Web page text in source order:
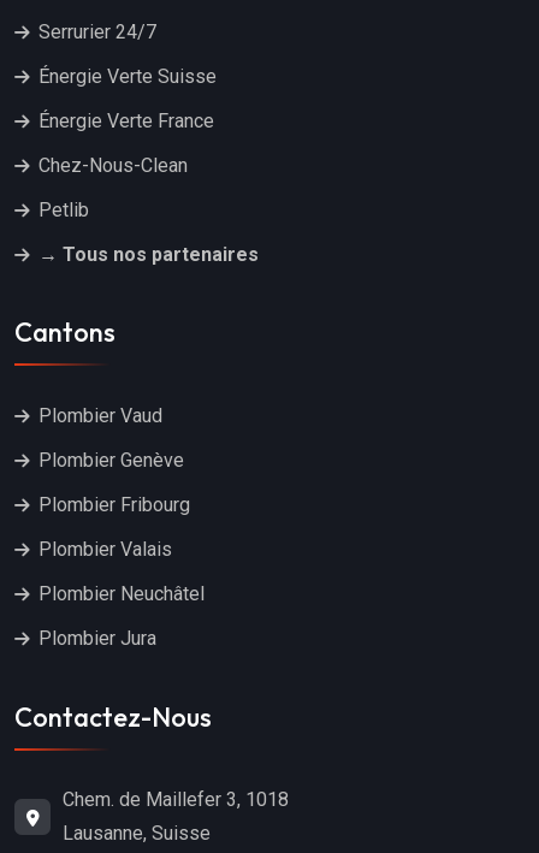
Serrurier 24/7
Énergie Verte Suisse
Énergie Verte France
Chez-Nous-Clean
Petlib
→ Tous nos partenaires
Cantons
Plombier Vaud
Plombier Genève
Plombier Fribourg
Plombier Valais
Plombier Neuchâtel
Plombier Jura
Contactez-Nous
Chem. de Maillefer 3, 1018
Lausanne, Suisse